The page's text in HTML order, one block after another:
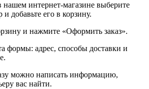
нашем интернет-магазине выберите
добавьте его в корзину.
и нажмите «Оформить заказ».
формы: адрес, способы доставки и
можно написать информацию,
вас найти.